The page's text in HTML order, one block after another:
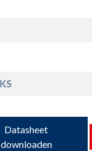
Datasheet
downloaden